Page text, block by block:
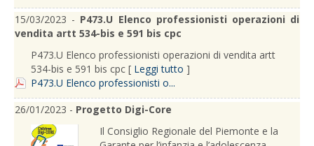
15/03/2023 - P473.U Elenco professionisti operazioni di
vendita artt 534-bis e 591 bis cpc
P473.U Elenco professionisti operazioni di vendita artt
534-bis e 591 bis cpc [ Leggi tutto ]
P473.U Elenco professionisti o...
26/01/2023 - Progetto Digi-Core
Il Consiglio Regionale del Piemonte e la